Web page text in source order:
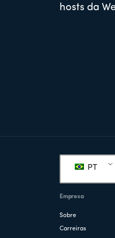
hosts da
PT
Empresa
Sobre
Carreiras